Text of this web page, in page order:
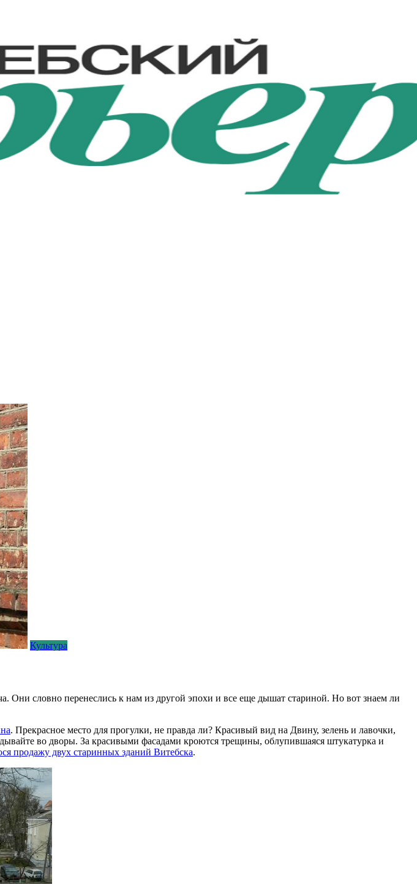
Культура
Они словно перенеслись к нам из другой эпохи и все еще дышат стариной. Но вот знаем ли
. Прекрасное место для прогулки, не правда ли? Красивый вид на Двину, зелень и лавочки,
во дворы. За красивыми фасадами кроются трещины, облупившаяся штукатурка и
продажу двух старинных зданий Витебска.